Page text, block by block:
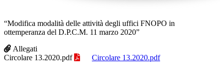
“Modifica modalità delle attività degli uffici FNOPO in
ottemperanza del D.P.C.M. 11 marzo 2020”
Allegati
Circolare 13.2020.pdf
Circolare 13.2020.pdf